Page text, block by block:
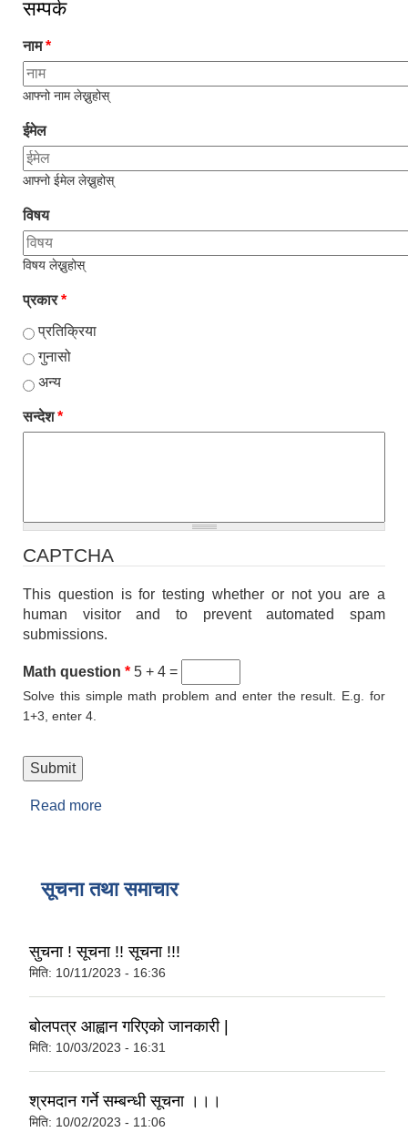
सम्पर्क
नाम*
आफ्नो नाम लेख्नुहोस्
ईमेल
आफ्नो ईमेल लेख्नुहोस्
विषय
विषय लेख्नुहोस्
प्रकार*
प्रतिक्रिया
गुनासो
अन्य
सन्देश*
CAPTCHA
This question is for testing whether or not you are a
human visitor and to prevent automated spam
submissions.
Math question * 5 + 4 =
Solve this simple math problem and enter the result. E.g. for
1+3, enter 4.
Read more
सूचना तथा समाचार
सुचना ! सूचना !! सूचना !!!
मिति: 10/11/2023 - 16:36
बोलपत्र आह्वान गरिएको जानकारी |
मिति: 10/03/2023 - 16:31
श्रमदान गर्ने सम्बन्धी सूचना ।।।
मिति: 10/02/2023 - 11:06